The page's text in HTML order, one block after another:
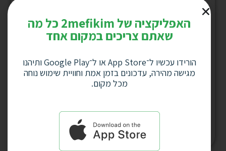
האפליקציה של 2mefikim כל מה
שאתם צריכים במקום אחד
הורידו עכשיו ל־App Store או ל־Google Play ותיהנו
מגישה מהירה, עדכונים בזמן אמת וחוויית שימוש נוחה
מכל מקום.